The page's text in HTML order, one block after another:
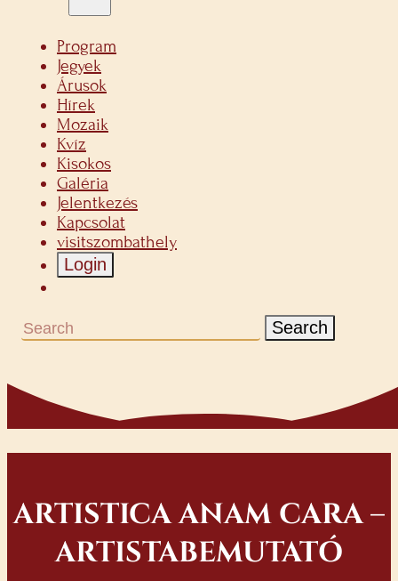
Program
Jegyek
Árusok
Hírek
Mozaik
Kvíz
Kisokos
Galéria
Jelentkezés
Kapcsolat
visitszombathely
Login
Search
ARTISTICA ANAM CARA –
ARTISTABEMUTATÓ